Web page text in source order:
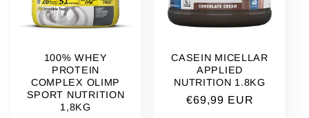
100% WHEY
PROTEIN
COMPLEX OLIMP
SPORT NUTRITION
1,8KG
CASEIN MICELLAR
APPLIED
NUTRITION 1.8KG
Prix
€69,99 EUR